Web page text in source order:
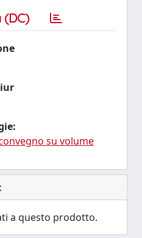
(DC)
su volume
a questo prodotto.